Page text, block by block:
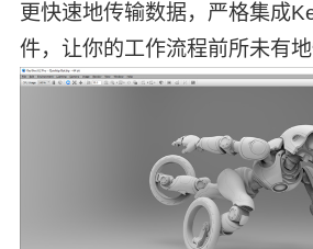
更快速地传输数据，严格集成
件，让你的工作流程前所未有地